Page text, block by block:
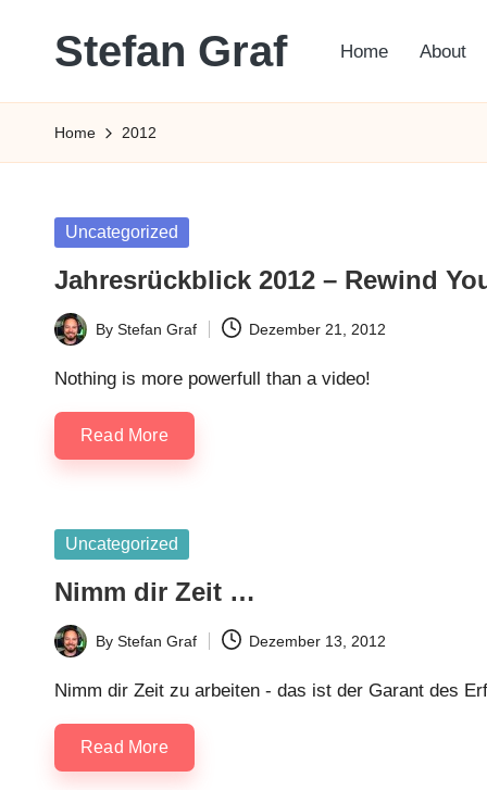
Stefan Graf Home About
Home 2012
Posted
Uncategorized
Jahresrückblick 2012 – Rewind
Posted
by
By Stefan Graf Dezember 21, 2012
Nothing is more powerfull than a video!
Read More
Posted
Uncategorized
Nimm dir Zeit …
Posted
by
By Stefan Graf Dezember 13, 2012
Nimm dir Zeit zu arbeiten - das ist der Garant des
Read More